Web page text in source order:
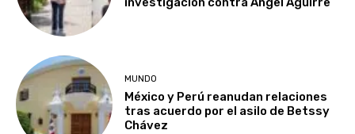
MUNDO
México y Perú reanudan relaciones
tras acuerdo por el asilo de Betssy
Chávez